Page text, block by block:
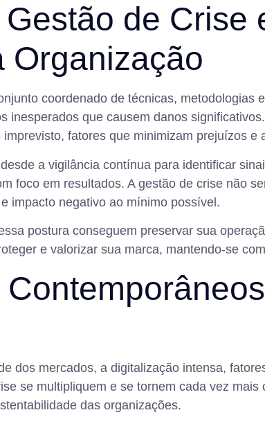
de Crise
Organização
coordenado de técnicas,
inesperados que causem danos
fatores que minimizam prejuízos e
a vigilância contínua para identificar
foco em resultados. A gestão de crise não
impacto negativo ao mínimo possível.
postura conseguem preservar sua
e valorizar sua marca, mantendo-se
dos mercados, a digitalização intensa,
se multipliquem e se tornem cada vez
das organizações.